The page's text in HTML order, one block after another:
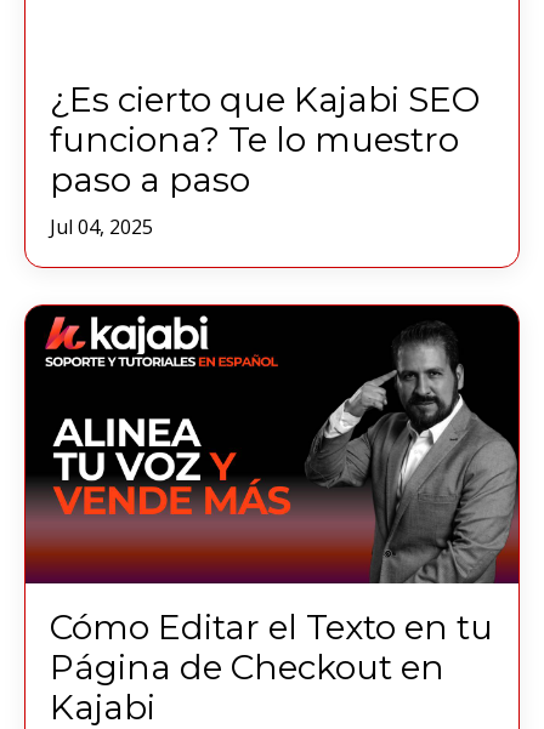
¿Es cierto que Kajabi SEO
funciona? Te lo muestro
paso a paso
Jul 04, 2025
Cómo Editar el Texto en tu
Página de Checkout en
Kajabi